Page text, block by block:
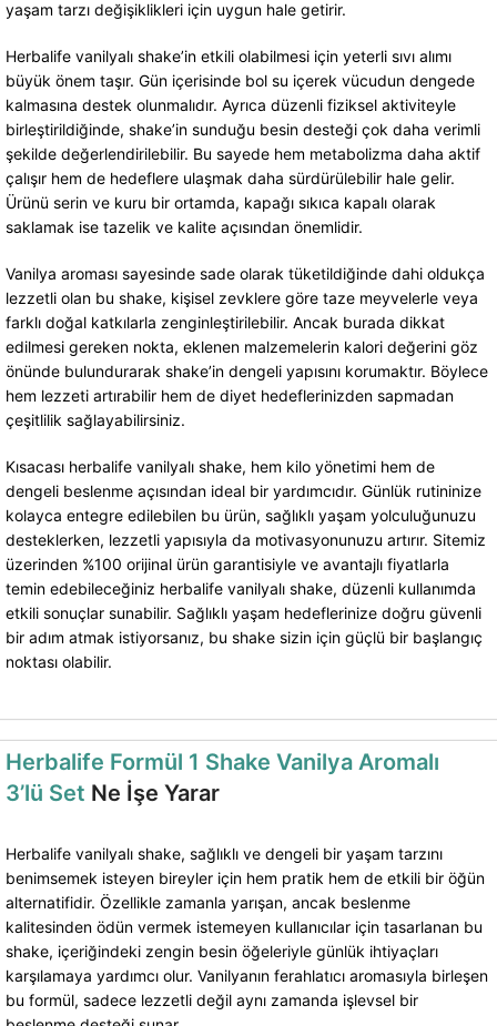
yaşam tarzı değişiklikleri için uygun hale getirir.
Herbalife vanilyalı shake’in etkili olabilmesi için yeterli sıvı alımı
büyük önem taşır. Gün içerisinde bol su içerek vücudun dengede
kalmasına destek olunmalıdır. Ayrıca düzenli fiziksel aktiviteyle
birleştirildiğinde, shake’in sunduğu besin desteği çok daha verimli
şekilde değerlendirilebilir. Bu sayede hem metabolizma daha aktif
çalışır hem de hedeflere ulaşmak daha sürdürülebilir hale gelir.
Ürünü serin ve kuru bir ortamda, kapağı sıkıca kapalı olarak
saklamak ise tazelik ve kalite açısından önemlidir.
Vanilya aroması sayesinde sade olarak tüketildiğinde dahi oldukça
lezzetli olan bu shake, kişisel zevklere göre taze meyvelerle veya
farklı doğal katkılarla zenginleştirilebilir. Ancak burada dikkat
edilmesi gereken nokta, eklenen malzemelerin kalori değerini göz
önünde bulundurarak shake’in dengeli yapısını korumaktır. Böylece
hem lezzeti artırabilir hem de diyet hedeflerinizden sapmadan
çeşitlilik sağlayabilirsiniz.
Kısacası herbalife vanilyalı shake, hem kilo yönetimi hem de
dengeli beslenme açısından ideal bir yardımcıdır. Günlük rutininize
kolayca entegre edilebilen bu ürün, sağlıklı yaşam yolculuğunuzu
desteklerken, lezzetli yapısıyla da motivasyonunuzu artırır. Sitemiz
üzerinden %100 orijinal ürün garantisiyle ve avantajlı fiyatlarla
temin edebileceğiniz herbalife vanilyalı shake, düzenli kullanımda
etkili sonuçlar sunabilir. Sağlıklı yaşam hedeflerinize doğru güvenli
bir adım atmak istiyorsanız, bu shake sizin için güçlü bir başlangıç
noktası olabilir.
Herbalife Formül 1 Shake Vanilya Aromalı
3’lü Set Ne İşe Yarar
Herbalife vanilyalı shake, sağlıklı ve dengeli bir yaşam tarzını
benimsemek isteyen bireyler için hem pratik hem de etkili bir öğün
alternatifidir. Özellikle zamanla yarışan, ancak beslenme
kalitesinden ödün vermek istemeyen kullanıcılar için tasarlanan bu
shake, içeriğindeki zengin besin öğeleriyle günlük ihtiyaçları
karşılamaya yardımcı olur. Vanilyanın ferahlatıcı aromasıyla birleşen
bu formül, sadece lezzetli değil aynı zamanda işlevsel bir